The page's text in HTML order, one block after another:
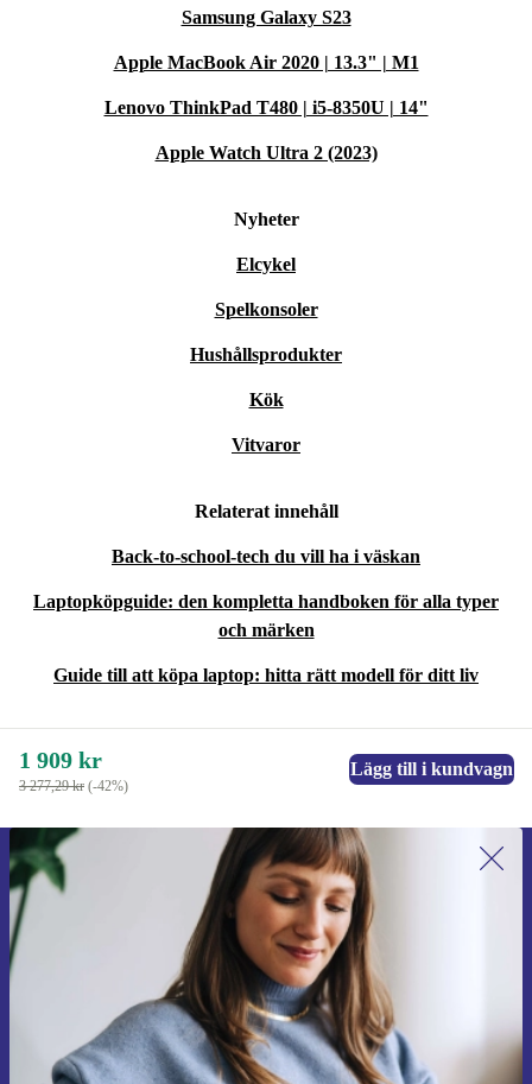
Samsung Galaxy S23
Apple MacBook Air 2020 | 13.3" | M1
Lenovo ThinkPad T480 | i5-8350U | 14"
Apple Watch Ultra 2 (2023)
Nyheter
Elcykel
Spelkonsoler
Hushållsprodukter
Kök
Vitvaror
Relaterat innehåll
Back-to-school-tech du vill ha i väskan
Laptopköpguide: den kompletta handboken för alla typer
och märken
Guide till att köpa laptop: hitta rätt modell för ditt liv
1 909 kr
3 277,29 kr (-42%)
Lägg till i kundvagn
Anmäl dig till vårt nyhetsbrev för
första gången och spara 200 kr!
Missa aldrig ett erbjudande igen.
Begär kupong